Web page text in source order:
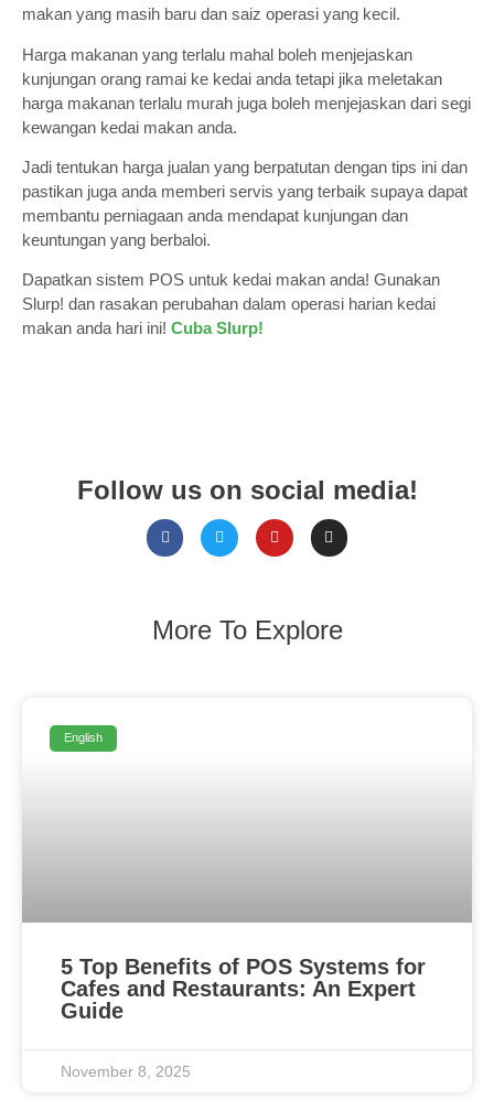
makan yang masih baru dan saiz operasi yang kecil.
Harga makanan yang terlalu mahal boleh menjejaskan
kunjungan orang ramai ke kedai anda tetapi jika meletakan
harga makanan terlalu murah juga boleh menjejaskan dari segi
kewangan kedai makan anda.
Jadi tentukan harga jualan yang berpatutan dengan tips ini dan
pastikan juga anda memberi servis yang terbaik supaya dapat
membantu perniagaan anda mendapat kunjungan dan
keuntungan yang berbaloi.
Dapatkan sistem POS untuk kedai makan anda! Gunakan
Slurp! dan rasakan perubahan dalam operasi harian kedai
makan anda hari ini! Cuba Slurp!
Follow us on social media!
More To Explore
English
5 Top Benefits of POS Systems for
Cafes and Restaurants: An Expert
Guide
November 8, 2025